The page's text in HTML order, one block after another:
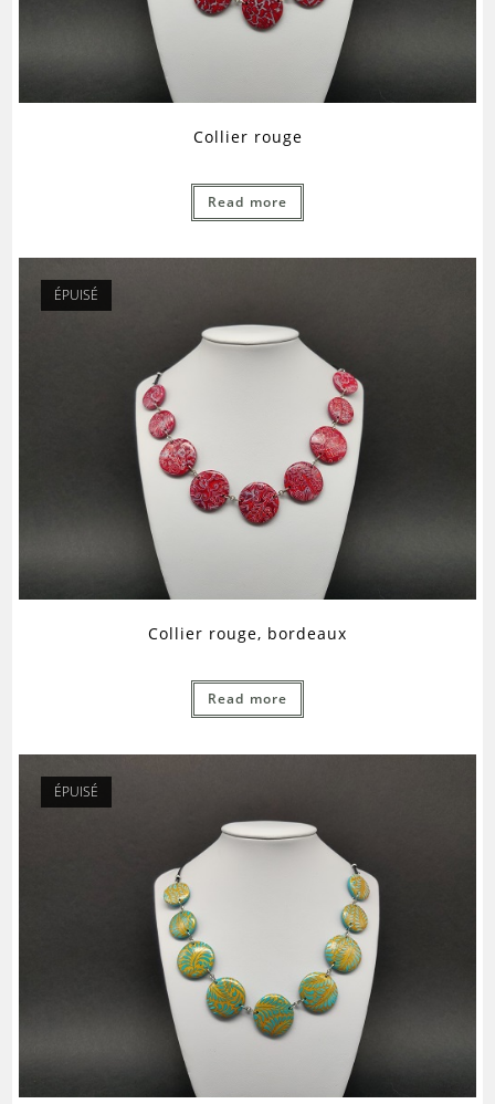
Collier rouge
Read more
ÉPUISÉ
Collier rouge, bordeaux
Read more
ÉPUISÉ